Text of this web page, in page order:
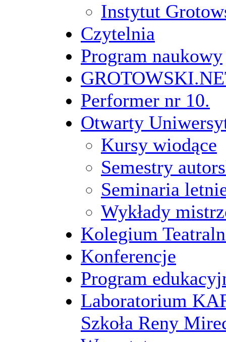
Instytut
Czytelnia
Program naukowy
Performer nr 10.
Otwarty
Kursy wiodące
Semestry
Seminaria
Wykłady
Kolegium
Konferencje
Program
Laboratorium
Szkoła Reny